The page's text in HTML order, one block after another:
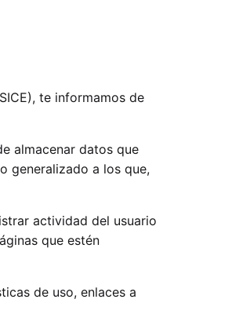
te informamos de
almacenar datos que
generalizado a los que,
actividad del usuario
que estén
de uso, enlaces a